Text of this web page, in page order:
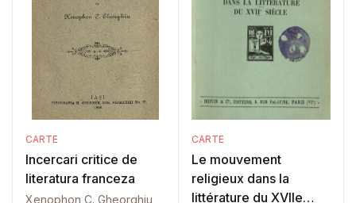
CARTE
Incercari critice de
literatura franceza
Xenophon C. Gheorghiu
CARTE
Le mouvement
religieux dans la
littérature du XVIIe